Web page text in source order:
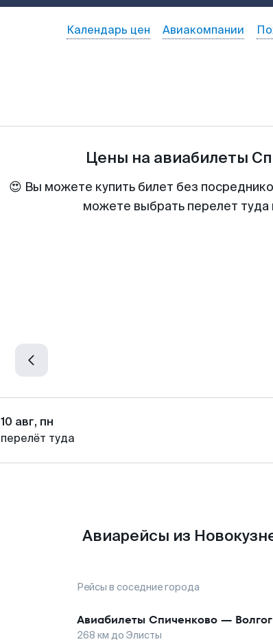
Календарь цен Авиакомпании
Цены на авиабилеты
😍 Вы можете купить билет без
можете выбрать перелет туда
10 авг, пн
перелёт туда
Авиарейсы из
Рейсы в соседние города
Авиабилеты Спиченково —
268 км до Элисты